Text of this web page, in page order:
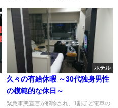
ホテル
久々の有給休暇 ～30代独身男性
の模範的な休日～
緊急事態宣言が解除され、1割ほど電車の